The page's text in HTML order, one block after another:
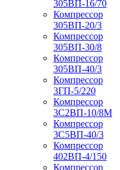
305ВП-16/70
Компрессор
305ВП-20/3
Компрессор
305ВП-30/8
Компрессор
305ВП-40/3
Компрессор
3ГП-5/220
Компрессор
3С2ВП-10/8М
Компрессор
3С5ВП-40/3
Компрессор
402ВП-4/150
Компрессор